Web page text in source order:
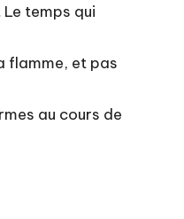
temps qui
flamme, et pas
au cours de